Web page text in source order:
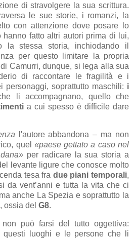
di stravolgere la sua scrittura.
le sue storie, i romanzi, la
con attenzione dove posare lo
hanno fatto altri autori prima di lui,
la stessa storia, inchiodando il
per questo limitare la propria
Camurri, dunque, si lega alla sua
di raccontare le fragilità e i
personaggi, soprattutto maschili: i
li accompagnano, quello che
a cui spesso è difficile dare
l'autore abbandona – ma non
quel «paese gettato a caso nel
per radicare la sua storia a
levante ligure che conosce molto
tesa fra due piani temporali,
da vent’anni e tutta la vita che ci
anche La Spezia e soprattutto la
ossia del G8.
può farsi del tutto oggettiva:
questi luoghi e le persone che li